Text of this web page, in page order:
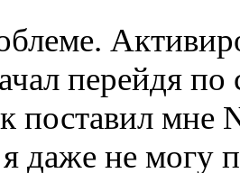
перейдя по
поставил мне
даже не могу